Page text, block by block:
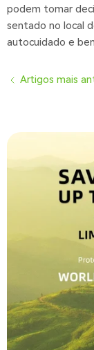
podem tomar
sentado no local
autocuidado e
Artigos mais